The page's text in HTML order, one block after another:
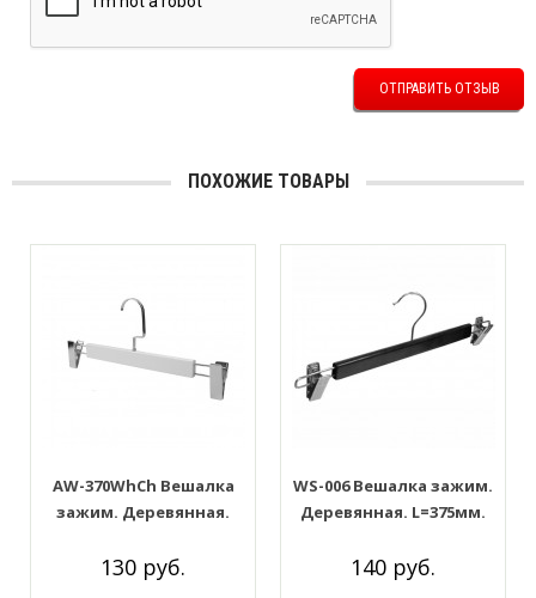
ОТПРАВИТЬ ОТЗЫВ
ПОХОЖИЕ ТОВАРЫ
AW-370WhCh Вешалка
зажим. Деревянная.
130 руб.
WS-006 Вешалка зажим.
Деревянная. L=375мм.
140 руб.